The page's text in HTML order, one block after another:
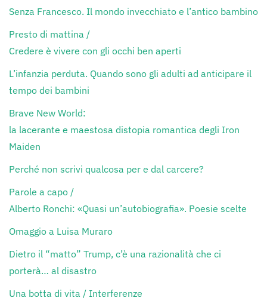
Senza Francesco. Il mondo invecchiato e l’antico bambino
Presto di mattina /
Credere è vivere con gli occhi ben aperti
L’infanzia perduta. Quando sono gli adulti ad anticipare il
tempo dei bambini
Brave New World:
la lacerante e maestosa distopia romantica degli Iron
Maiden
Perché non scrivi qualcosa per e dal carcere?
Parole a capo /
Alberto Ronchi: «Quasi un’autobiografia». Poesie scelte
Omaggio a Luisa Muraro
Dietro il “matto” Trump, c’è una razionalità che ci
porterà… al disastro
Una botta di vita / Interferenze